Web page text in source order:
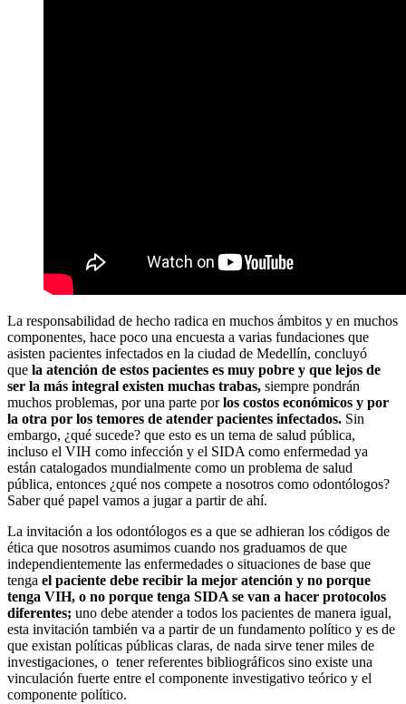
La responsabilidad de hecho radica en muchos ámbitos y en muchos
componentes, hace poco una encuesta a varias fundaciones que
asisten pacientes infectados en la ciudad de Medellín, concluyó
que la atención de estos pacientes es muy pobre y que lejos de
ser la más integral existen muchas trabas, siempre pondrán
muchos problemas, por una parte porlos costos económicos y por
la otra por los temores de atender pacientes infectados. Sin
embargo, ¿qué sucede? que esto es un tema de salud pública,
incluso el VIH como infección y el SIDA como enfermedad ya
están catalogados mundialmente como un problema de salud
pública, entonces ¿qué nos compete a nosotros como odontólogos?
Saber qué papel vamos a jugar a partir de ahí.
La invitación a los odontólogos es a que se adhieran los códigos de
ética que nosotros asumimos cuando nos graduamos de que
independientemente las enfermedades o situaciones de base que
tenga el paciente debe recibir la mejor atención y no porque
tenga VIH, o no porque tenga SIDA se van a hacer protocolos
diferentes; uno debe atender a todos los pacientes de manera igual,
esta invitación también va a partir de un fundamento político y es de
que existan políticas públicas claras, de nada sirve tener miles de
investigaciones, o tener referentes bibliográficos sino existe una
vinculación fuerte entre el componente investigativo teórico y el
componente político.